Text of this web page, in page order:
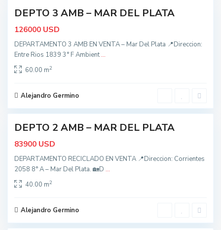
DEPTO 3 AMB – MAR DEL PLATA
126000 USD
DEPARTAMENTO 3 AMB EN VENTA – Mar Del Plata 📍Direccion:
Entre Rios 1839 3° F Ambient ...
60.00 m2
Alejandro Germino
d
o
,
a
r
d
e
l
a
t
a
DEPTO 2 AMB – MAR DEL PLATA
83900 USD
DEPARTAMENTO RECICLADO EN VENTA 📍Direccion: Corrientes
2058 8° A – Mar Del Plata. 🏡D ...
40.00 m2
Alejandro Germino
t
d
o
,
a
r
d
e
l
a
t
a t